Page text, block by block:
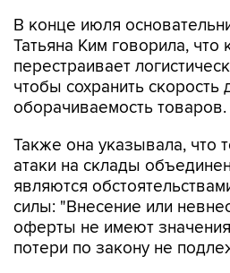
В конце июля
Татьяна Ким говорила, что
перестраивает
чтобы сохранить скорость
оборачиваемость товаров.
Также она указывала, что
атаки на склады
являются
силы: "Внесение или
оферты не имеют
потери по закону не